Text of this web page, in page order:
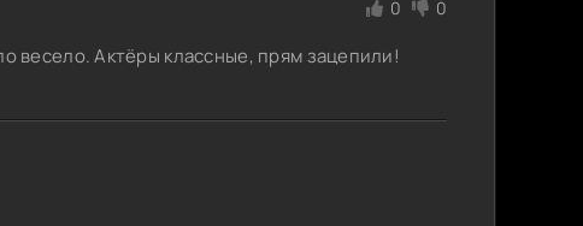
0 0
весело. Актёры классные, прям зацепили!